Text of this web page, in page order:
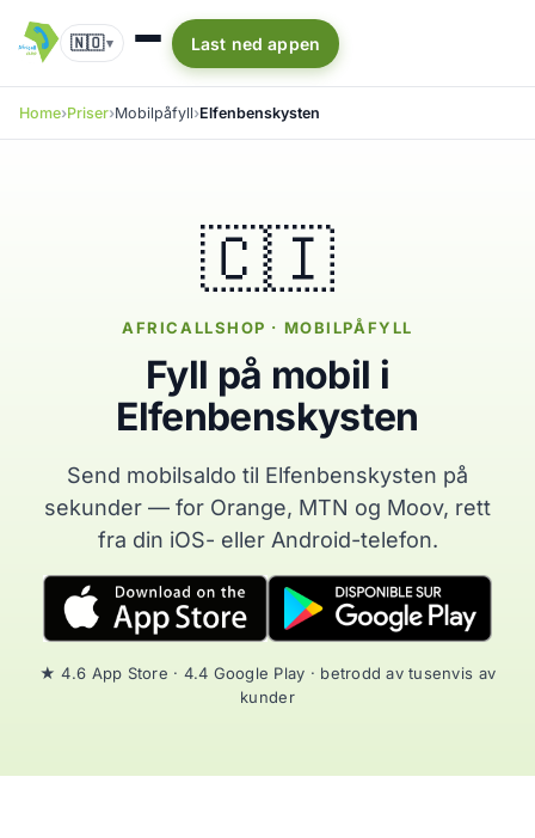
🇳🇴▾ Last ned appen
Home Priser Mobilpåfyll Elfenbenskysten
🇨🇮
AFRICALLSHOP · MOBILPÅFYLL
Fyll på mobil i
Elfenbenskysten
Send mobilsaldo til Elfenbenskysten på
sekunder — for Orange, MTN og Moov, rett
fra din iOS- eller Android-telefon.
★ 4.6 App Store · 4.4 Google Play · betrodd av tusenvis av
kunder